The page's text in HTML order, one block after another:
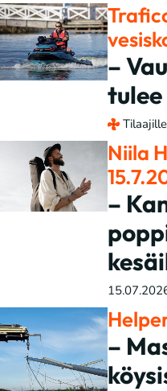
–
Tilaajille
Niila
–
–